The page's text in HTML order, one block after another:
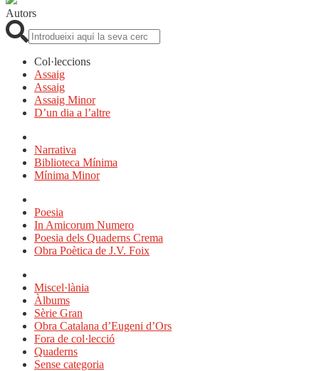
Autors
Col·leccions
Assaig
Assaig
Assaig Minor
D’un dia a l’altre
Narrativa
Biblioteca Mínima
Mínima Minor
Poesia
In Amicorum Numero
Poesia dels Quaderns Crema
Obra Poètica de J.V. Foix
Miscel·lània
Àlbums
Sèrie Gran
Obra Catalana d’Eugeni d’Ors
Fora de col·lecció
Quaderns
Sense categoria